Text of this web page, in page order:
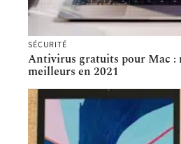
SÉCURITÉ
Antivirus gratuits pour Mac :
meilleurs en 2021